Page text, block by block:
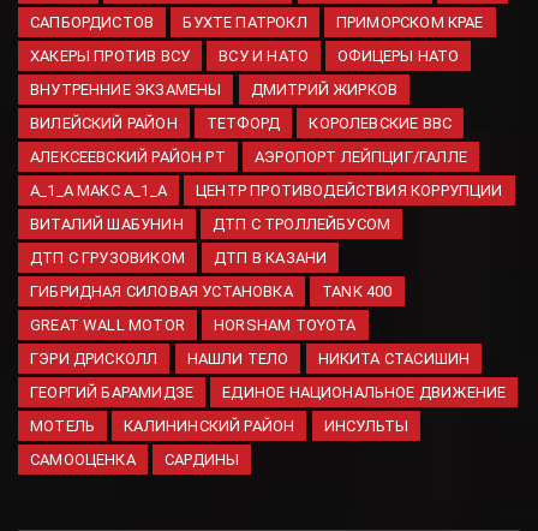
опасной ошибке при инсульте
07.08.2026
Три рецепта, чтобы сделать
арбуз еще вкуснее — с
сыром, в рассоле и с мятой.
Летние хиты, которые нужно
попробовать
07.08.2026
САПБОРДИСТОВ
БУХТЕ ПАТРОКЛ
ПРИМОРСКОМ КРАЕ
ХАКЕРЫ ПРОТИВ ВСУ
ВСУ И НАТО
ОФИЦЕРЫ НАТО
ВНУТРЕННИЕ ЭКЗАМЕНЫ
ДМИТРИЙ ЖИРКОВ
ВИЛЕЙСКИЙ РАЙОН
ТЕТФОРД
КОРОЛЕВСКИЕ ВВС
АЛЕКСЕЕВСКИЙ РАЙОН РТ
АЭРОПОРТ ЛЕЙПЦИГ/ГАЛЛЕ
A_1_A МАКС A_1_A
ЦЕНТР ПРОТИВОДЕЙСТВИЯ КОРРУПЦИИ
ВИТАЛИЙ ШАБУНИН
ДТП С ТРОЛЛЕЙБУСОМ
ДТП С ГРУЗОВИКОМ
ДТП В КАЗАНИ
ГИБРИДНАЯ СИЛОВАЯ УСТАНОВКА
TANK 400
GREAT WALL MOTOR
HORSHAM TOYOTA
ГЭРИ ДРИСКОЛЛ
НАШЛИ ТЕЛО
НИКИТА СТАСИШИН
ГЕОРГИЙ БАРАМИДЗЕ
ЕДИНОЕ НАЦИОНАЛЬНОЕ ДВИЖЕНИЕ
МОТЕЛЬ
КАЛИНИНСКИЙ РАЙОН
ИНСУЛЬТЫ
САМООЦЕНКА
САРДИНЫ